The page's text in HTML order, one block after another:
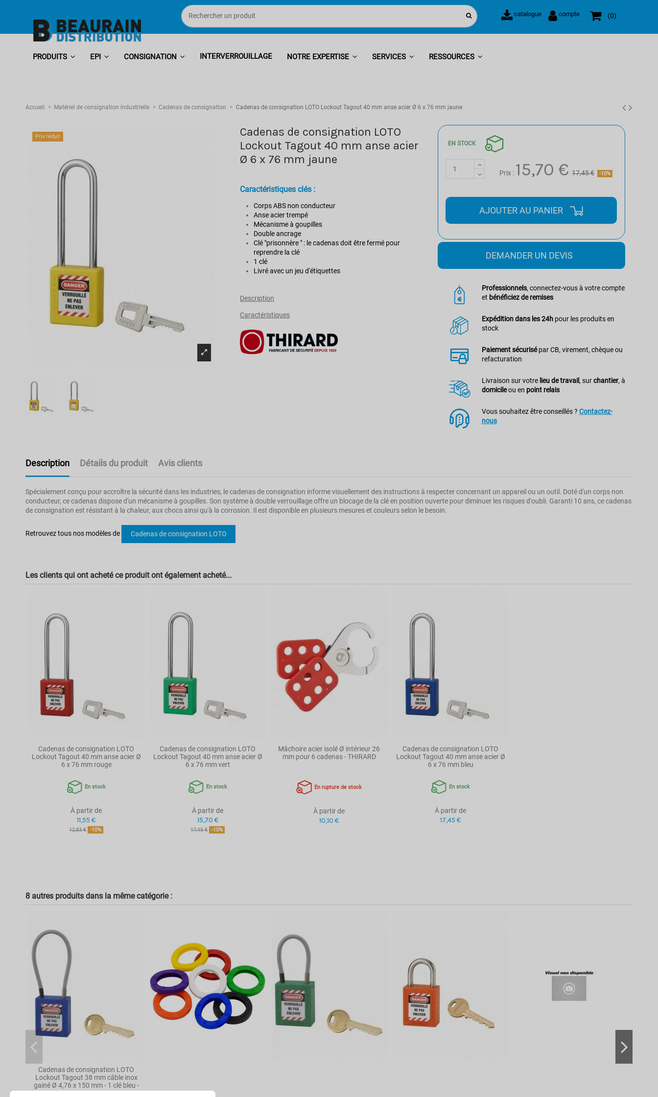
0
compte
catalogue
PRODUITS EPI CONSIGNATION INTERVERROUILLAGE NOTRE EXPERTISE SERVICES RESSOURCES
Accueil Matériel de consignation industrielle Cadenas de consignation Cadenas de consignation LOTO Lockout Tagout 40 mm anse acier Ø 6 x 76 mm jaune
Prix réduit
Cadenas de consignation LOTO
Lockout Tagout 40 mm anse acier
Ø 6 x 76 mm jaune
Caractéristiques clés :
Corps ABS non conducteur
Anse acier trempé
Mécanisme à goupilles
Double ancrage
Clé "prisonnère " : le cadenas doit être fermé pour
reprendre la clé
1 clé
Livré avec un jeu d'étiquettes
Description
Caractéristiques
EN STOCK
Prix : 15,70 € 17,45 € -10%
AJOUTER AU PANIER
DEMANDER UN DEVIS
Professionnels, connectez-vous à votre compte
et bénéficiez de remises
Expédition dans les 24h pour les produits en
stock
Paiement sécurisépar CB, virement, chèque ou
refacturation
Livraison sur votre lieu de travail , surchantier, à
domicileou en point relais
Vous souhaitez être conseillés ? Contactez-
nous
Description Détails du produit Avis clients
Spécialement conçu pour accroître la sécurité dans les industries, le cadenas de consignation informe visuellement des instructions à respecter concernant un appareil ou un outil. Doté d'un corps non
conducteur, ce cadenas dispose d'un mécanisme à goupilles. Son système à double verrouillage offre un blocage de la clé en position ouverte pour diminuer les risques d'oubli. Garanti 10 ans, ce cadenas
de consignation est résistant à la chaleur, aux chocs ainsi qu'à la corrosion. Il est disponible en plusieurs mesures et couleurs selon le besoin.
Dimension
Acier
6mm
Retrouvez tous nos modèles de
Cadenas de consignation LOTO
Les clients qui ont acheté ce produit ont également acheté...
Cadenas de consignation LOTO
Lockout Tagout 40 mm anse acier Ø
6 x 76 mm rouge
En stock
À partir de
11,55 €
12,83 € -10%
Cadenas de consignation LOTO
Lockout Tagout 40 mm anse acier Ø
6 x 76 mm vert
En stock
À partir de
15,70 €
17,45 € -10%
Mâchoire acier isolé Ø intérieur 26
mm pour 6 cadenas - THIRARD
En rupture de stock
À partir de
10,10 €
Cadenas de consignation LOTO
Lockout Tagout 40 mm anse acier Ø
6 x 76 mm bleu
En stock
À partir de
17,45 €
8 autres produits dans la même catégorie :
Cadenas de consignation LOTO
Lockout Tagout 38 mm câble inox
gainé Ø 4,76 x 150 mm - 1 clé bleu -
THIRARD